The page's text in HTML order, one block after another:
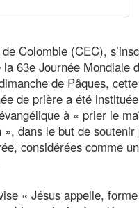
Colombie (CEC),
la 63e Journée Mondiale
de Pâques,
de prière a été
à « prier le
», dans le but de
considérées comme
« Jésus appelle,